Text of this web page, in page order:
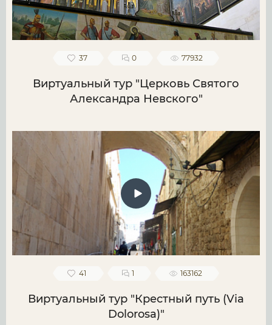
37 0 77932
Виртуальный тур "Церковь Святого
Александра Невского"
41 1 163162
Виртуальный тур "Крестный путь (Via
Dolorosa)"